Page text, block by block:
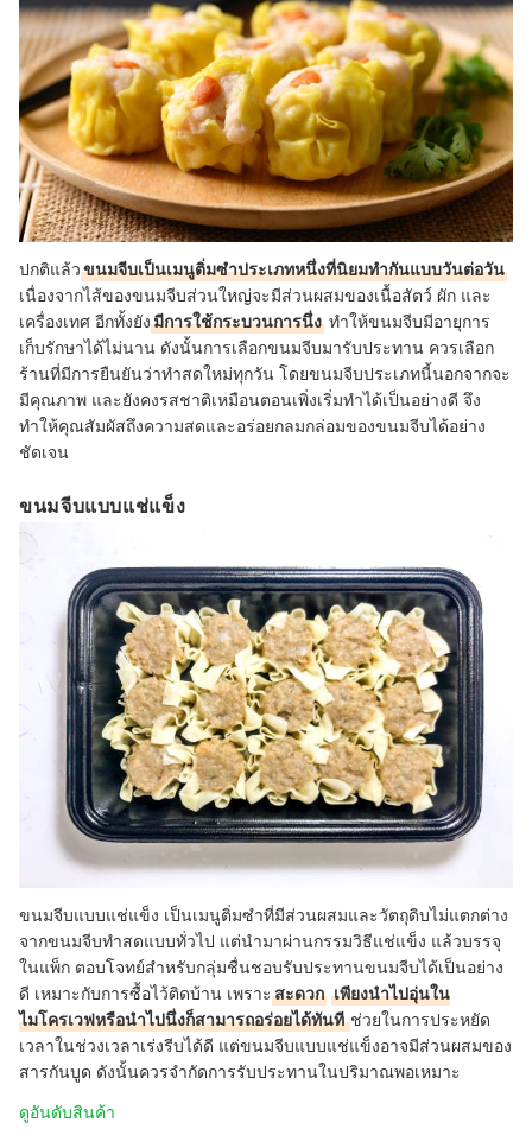
ปกติแล้วขนมจีบเป็นเมนูติ่มซำประเภทหนึ่งที่นิยมทำกันแบบวันต่อวัน
เนื่องจากไส้ของขนมจีบส่วนใหญ่จะมีส่วนผสมของเนื้อสัตว์ ผัก และ
เครื่องเทศ อีกทั้งยังมีการใช้กระบวนการนึ่ง ทำให้ขนมจีบมีอายุการ
เก็บรักษาได้ไม่นาน ดังนั้นการเลือกขนมจีบมารับประทาน ควรเลือก
ร้านที่มีการยืนยันว่าทำสดใหม่ทุกวัน โดยขนมจีบประเภทนี้นอกจากจะ
มีคุณภาพ และยังคงรสชาติเหมือนตอนเพิ่งเริ่มทำได้เป็นอย่างดี จึง
ทำให้คุณสัมผัสถึงความสดและอร่อยกลมกล่อมของขนมจีบได้อย่าง
ชัดเจน
ขนมจีบแบบแช่แข็ง
ขนมจีบแบบแช่แข็ง เป็นเมนูติ่มซำที่มีส่วนผสมและวัตถุดิบไม่แตกต่าง
จากขนมจีบทำสดแบบทั่วไป แต่นำมาผ่านกรรมวิธีแช่แข็ง แล้วบรรจุ
ในแพ็ก ตอบโจทย์สำหรับกลุ่มชื่นชอบรับประทานขนมจีบได้เป็นอย่าง
ดี เหมาะกับการซื้อไว้ติดบ้าน เพราะสะดวก เพียงนำไปอุ่นใน
ไมโครเวฟหรือนำไปนึ่งก็สามารถอร่อยได้ทันทีช่วยในการประหยัด
เวลาในช่วงเวลาเร่งรีบได้ดี แต่ขนมจีบแบบแช่แข็งอาจมีส่วนผสมของ
สารกันบูด ดังนั้นควรจำกัดการรับประทานในปริมาณพอเหมาะ
ดูอันดับสินค้า